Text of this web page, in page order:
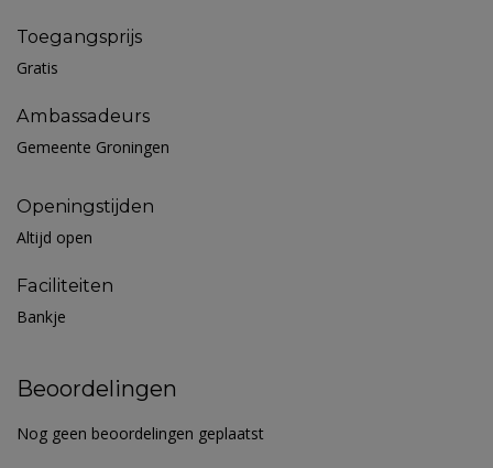
Toegangsprijs
Gratis
Ambassadeurs
Gemeente Groningen
Openingstijden
Altijd open
Faciliteiten
Bankje
Beoordelingen
Nog geen beoordelingen geplaatst